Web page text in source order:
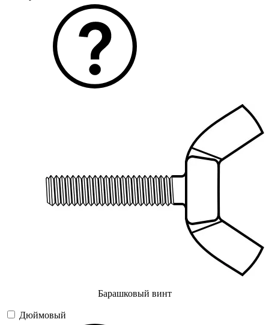
Барашковый винт
Дюймовый